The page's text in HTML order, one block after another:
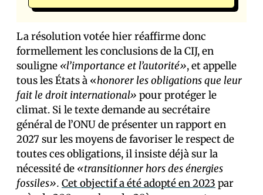
La résolution votée hier réaffirme donc
formellement les conclusions de la CIJ, en
souligne «l’importance et l’autorité», et appelle
tous les États à «honorer les obligations que leur
fait le droit international» pour protéger le
climat. Si le texte demande au secrétaire
général de l’ONU de présenter un rapport en
2027 sur les moyens de favoriser le respect de
toutes ces obligations, il insiste déjà sur la
nécessité de «transitionner hors des énergies
fossiles». Cet objectif a été adopté en 2023 par